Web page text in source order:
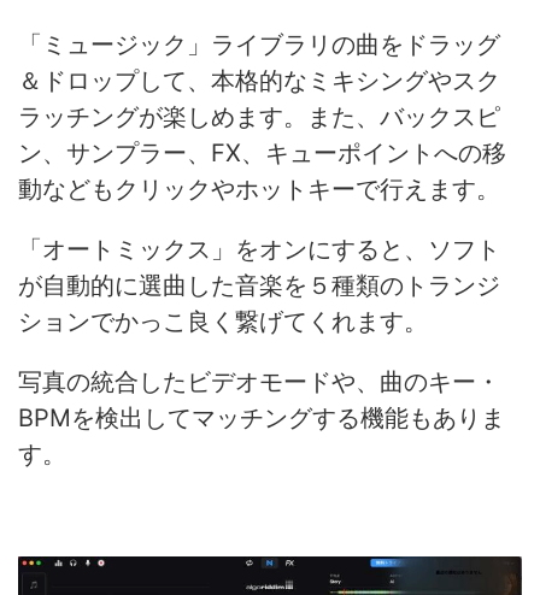
「ミュージック」ライブラリの曲をドラッグ
＆ドロップして、本格的なミキシングやスク
ラッチングが楽しめます。また、バックスピ
ン、サンプラー、FX、キューポイントへの移
動などもクリックやホットキーで行えます。
「オートミックス」をオンにすると、ソフト
が自動的に選曲した音楽を５種類のトランジ
ションでかっこ良く繋げてくれます。
写真の統合したビデオモードや、曲のキー・
BPMを検出してマッチングする機能もありま
す。